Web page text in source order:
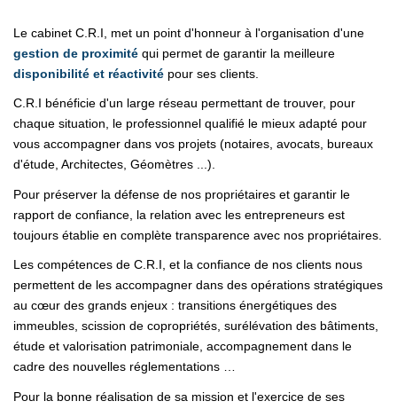
Le cabinet C.R.I, met un point d'honneur à l'organisation d'une
gestion de proximité qui permet de garantir la meilleure
disponibilité et réactivité pour ses clients.
C.R.I bénéficie d'un large réseau permettant de trouver, pour
chaque situation, le professionnel qualifié le mieux adapté pour
vous accompagner dans vos projets (notaires, avocats, bureaux
d'étude, Architectes, Géomètres ...).
Pour préserver la défense de nos propriétaires et garantir le
rapport de confiance, la relation avec les entrepreneurs est
toujours établie en complète transparence avec nos propriétaires.
Les compétences de C.R.I, et la confiance de nos clients nous
permettent de les accompagner dans des opérations stratégiques
au cœur des grands enjeux : transitions énergétiques des
immeubles, scission de copropriétés, surélévation des bâtiments,
étude et valorisation patrimoniale, accompagnement dans le
cadre des nouvelles réglementations …
Pour la bonne réalisation de sa mission et l'exercice de ses